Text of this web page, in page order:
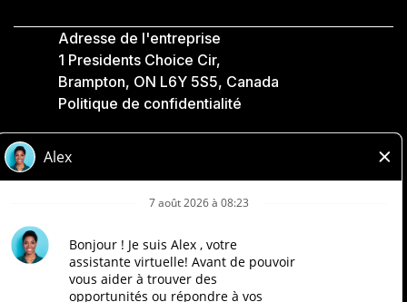
Adresse de l'entreprise
1 Presidents Choice Cir,
Brampton, ON L6Y 5S5, Canada
Politique de confidentialité
Accessibilité
Compagnies Loblaw